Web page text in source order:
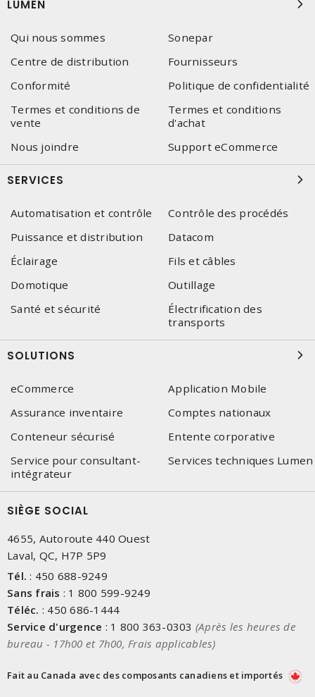
LUMEN
Qui nous sommes
Sonepar
Centre de distribution
Fournisseurs
Conformité
Politique de confidentialité
Termes et conditions de
vente
Termes et conditions
d'achat
Nous joindre
Support eCommerce
SERVICES
Automatisation et contrôle
Contrôle des procédés
Puissance et distribution
Datacom
Éclairage
Fils et câbles
Domotique
Outillage
Santé et sécurité
Électrification des
transports
SOLUTIONS
eCommerce
Application Mobile
Assurance inventaire
Comptes nationaux
Conteneur sécurisé
Entente corporative
Service pour consultant-
intégrateur
Services techniques Lumen
SIÈGE SOCIAL
4655, Autoroute 440 Ouest
Laval, QC, H7P 5P9
Tél. : 450 688-9249
Sans frais : 1 800 599-9249
Téléc. : 450 686-1444
Service d'urgence : 1 800 363-0303 (Après les heures de
bureau - 17h00 et 7h00, Frais applicables)
Fait au Canada avec des composants canadiens et importés